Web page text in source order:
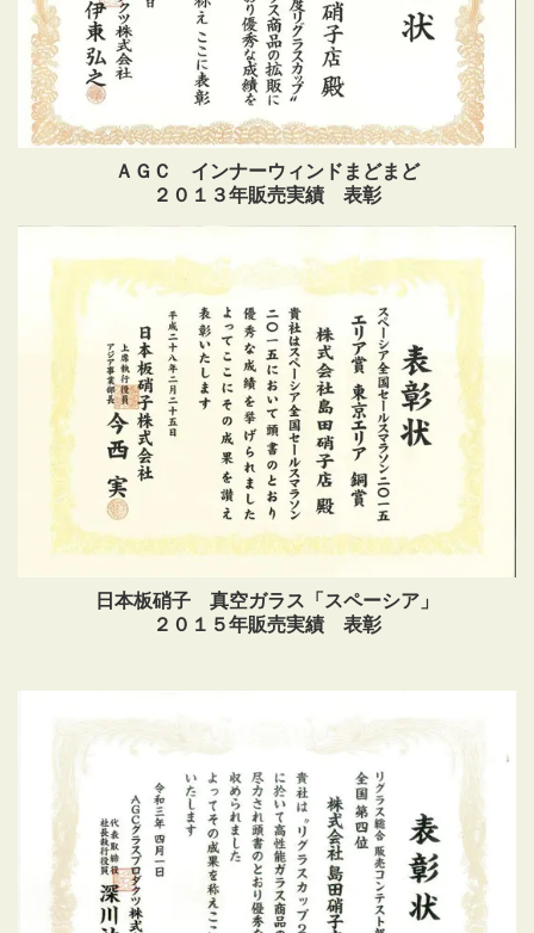
ＡＧＣ インナーウィンドまどまど
２０１３年販売実績 表彰
日本板硝子 真空ガラス「スペーシア」
２０１５年販売実績 表彰